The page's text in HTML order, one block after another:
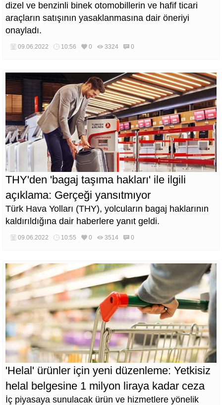
dizel ve benzinli binek otomobillerin ve hafif ticari
araçların satışının yasaklanmasına dair öneriyi
onayladı.
09.06.2022 10:56 0 3324 0
THY'den 'bagaj taşıma hakları' ile ilgili
açıklama: Gerçeği yansıtmıyor
Türk Hava Yolları (THY), yolcuların bagaj haklarının
kaldırıldığına dair haberlere yanıt geldi.
09.06.2022 10:55 0 3514 0
'Helal' ürünler için yeni düzenleme: Yetkisiz
helal belgesine 1 milyon liraya kadar ceza
İç piyasaya sunulacak ürün ve hizmetlere yönelik